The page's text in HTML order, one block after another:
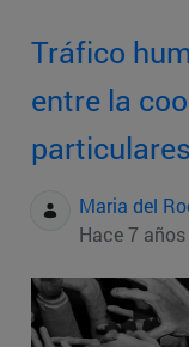
Tráfico
entre la
particulares
Maria del
Hace 7